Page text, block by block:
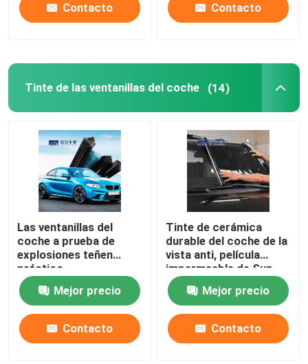
Contacto Contacto
Tinte de las ventanillas del coche (14)
Las ventanillas del
coche a prueba de
explosiones teñen
práctico
antideslumbrante para
el vidrio autoMejor precio
Contacto
Tinte de cerámica
durable del coche de la
vista anti, película
impermeable de Sun
para el coche
Mejor precio
Contacto